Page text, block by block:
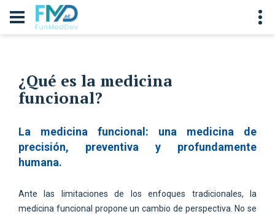
¿Qué es la medicina
funcional?
La medicina funcional: una medicina de
precisión, preventiva y profundamente
humana.
Ante las limitaciones de los enfoques tradicionales, la
medicina funcional propone un cambio de perspectiva. No se